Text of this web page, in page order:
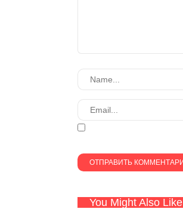
You Might Also Like